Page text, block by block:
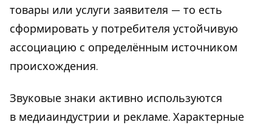
товары или услуги заявителя — то есть
сформировать у потребителя устойчивую
ассоциацию с определённым источником
происхождения.
Звуковые знаки активно используются
в медиаиндустрии и рекламе. Характерные